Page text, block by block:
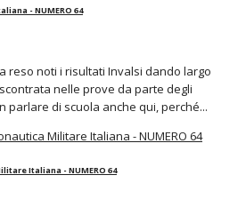
- NUMERO 64
reso noti i risultati Invalsi dando largo
nelle prove da parte degli
parlare di scuola anche qui, perché...
Italiana - NUMERO 64